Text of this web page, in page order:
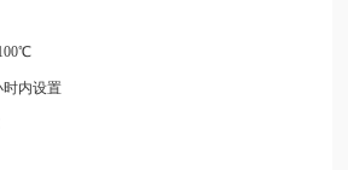
时内设置